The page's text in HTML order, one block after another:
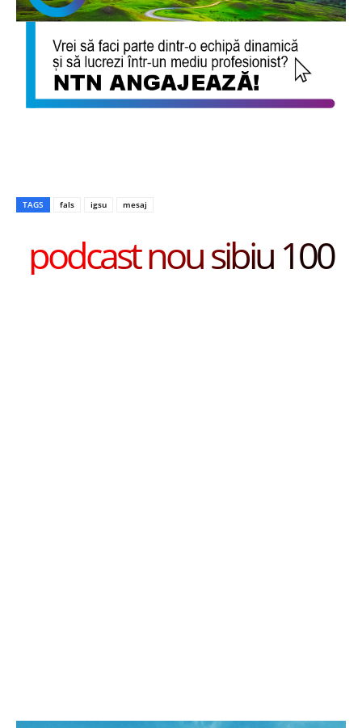
TAGS fals igsu mesaj
podcast nou sibiu 100